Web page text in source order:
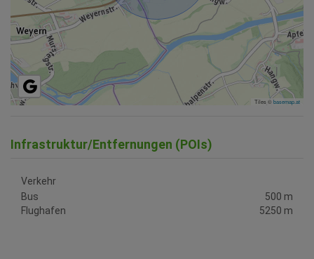
Tiles ©basemap.at
Infrastruktur/Entfernungen (POIs)
Verkehr
Bus
500 m
Flughafen
5250 m